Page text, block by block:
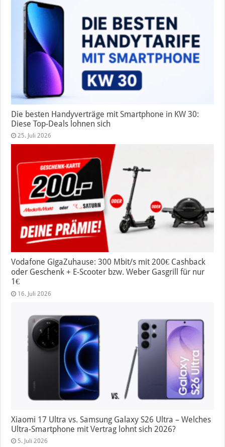
Die besten Handyverträge mit Smartphone in KW 30:
Diese Top-Deals lohnen sich
25. Juli 2026
Vodafone GigaZuhause: 300 Mbit/s mit 200€ Cashback
oder Geschenk + E-Scooter bzw. Weber Gasgrill für nur
1€
16. Juli 2026
Xiaomi 17 Ultra vs. Samsung Galaxy S26 Ultra – Welches
Ultra-Smartphone mit Vertrag lohnt sich 2026?
5. Juli 2026